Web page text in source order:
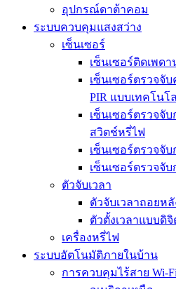
อุปกรณ์ดาต้าคอม
ระบบควบคุมแสงสว่าง
เซ็นเซอร์
เซ็นเซอร์ติดเพดา
เซ็นเซอร์ตรวจจั
PIR แบบเทคโนโ
เซ็นเซอร์ตรวจจั
สวิตช์หรี่ไฟ
เซ็นเซอร์ตรวจจั
เซ็นเซอร์ตรวจจั
ตัวจับเวลา
ตัวจับเวลาถอยห
ตัวตั้งเวลาแบบดิ
เครื่องหรี่ไฟ
ระบบอัตโนมัติภายในบ้าน
การควบคุมไร้สาย Wi-Fi